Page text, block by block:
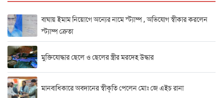
বাঘায় ইমাম নিয়োগে অন্যের নামে স্ট্যাম্প , অভিযোগ স্বীকার করলেন
স্ট্যাম্প ক্রেতা
মুক্তিযোদ্ধার ছেলে ও ছেলের স্ত্রীর মরদেহ উদ্ধার
মানবাধিকারে অবদানের স্বীকৃতি পেলেন মোঃ জে এইচ রানা